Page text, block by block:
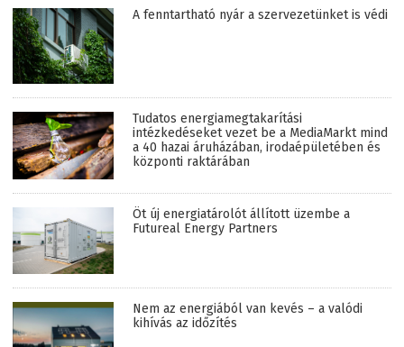
A fenntartható nyár a szervezetünket is védi
Tudatos energiamegtakarítási
intézkedéseket vezet be a MediaMarkt mind
a 40 hazai áruházában, irodaépületében és
központi raktárában
Öt új energiatárolót állított üzembe a
Futureal Energy Partners
Nem az energiából van kevés – a valódi
kihívás az időzítés